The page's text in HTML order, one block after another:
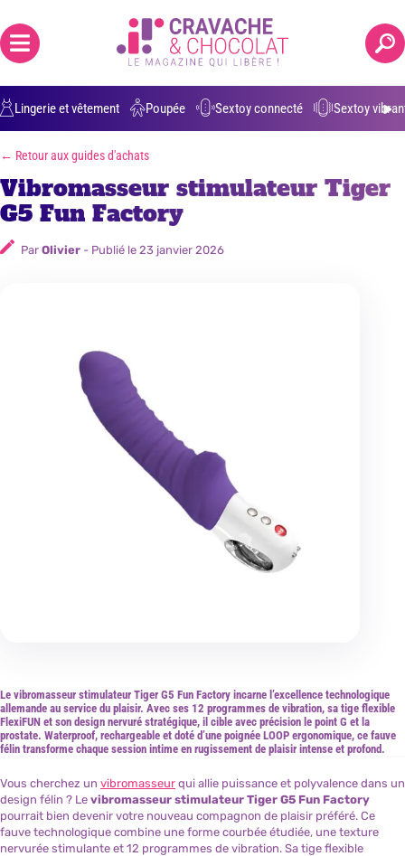
Lingerie et vêtement Poupée Sextoy connecté Sextoy
grossesse Anulingus Ejaculation buccale Parler de
← Retour aux guides d'achats
Vibromasseur stimulateur Tiger
G5 Fun Factory
Par Olivier - Publié le 23 janvier 2026
Le vibromasseur stimulateur Tiger G5 Fun Factory incarne l’excellence technologique
allemande au service du plaisir. Avec ses 12 programmes de vibration, sa tige flexible
FlexiFUN et son design nervuré stratégique, il cible avec précision le point G et la
prostate. Waterproof, rechargeable et doté d’une poignée LOOP ergonomique, ce fauve
félin transforme chaque session intime en rugissement de plaisir intense et profond.
Vous cherchez un vibromasseur qui allie puissance et polyvalence dans un
design félin ? Le vibromasseur stimulateur Tiger G5 Fun Factory
pourrait bien devenir votre nouveau compagnon de plaisir préféré. Ce
fauve technologique combine une forme courbée étudiée, une texture
nervurée stimulante et 12 programmes de vibration. Sa tige flexible